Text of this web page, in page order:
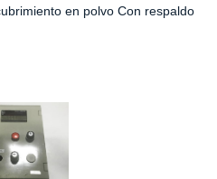
en polvo Con respaldo